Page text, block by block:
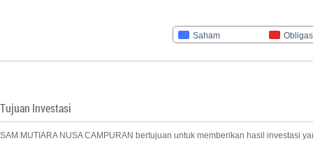
Saham
Tujuan Investasi
SAM MUTIARA NUSA CAMPURAN bertujuan untuk memberikan hasil investasi